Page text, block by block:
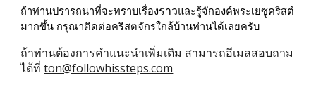
ถ้าท่านปรารถนาที่จะทราบเรื่องราวและรู้จักองค์พระเยซูคริสต์
มากขึ้น กรุณาติดต่อคริสตจักรใกล้บ้านท่านได้เลยครับ
ถ้าท่านต้องการคำแนะนำเพิ่มเติม สามารถอีเมลสอบถาม
ได้ที่ ton@followhissteps.com